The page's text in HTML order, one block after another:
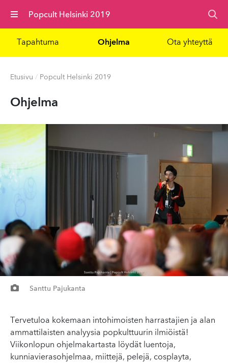
Valikko Popcult Helsinki 2019
Tapahtuma Ohjelma Ota yhteyttä
Etusivu / Popcult Helsinki 2019
Ohjelma
Santtu Pajukanta
Tervetuloa kokemaan intohimoisten harrastajien ja alan
ammattilaisten analyysia popkulttuurin ilmiöistä!
Viikonlopun ohjelmakartasta löydät luentoja,
kunniavierasohjelmaa, miittejä, pelejä, cosplayta,